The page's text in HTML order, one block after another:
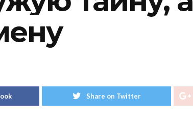
Share on Twitter